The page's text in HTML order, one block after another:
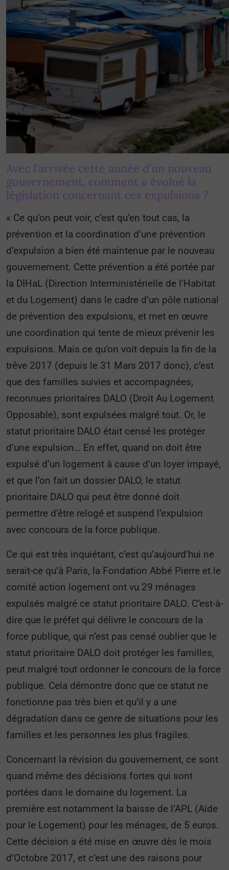
Avec l’arrivée cette année d’un nouveau
gouvernement, comment a évolué la
législation concernant ces expulsions ?
« Ce qu’on peut voir, c’est qu’en tout cas, la
prévention et la coordination d’une prévention
d’expulsion a bien été maintenue par le nouveau
gouvernement. Cette prévention a été portée par
la DIHaL (Direction Interministérielle de l’Habitat
et du Logement) dans le cadre d’un pôle national
de prévention des expulsions, et met en œuvre
une coordination qui tente de mieux prévenir les
expulsions. Mais ce qu’on voit depuis la fin de la
trêve 2017 (depuis le 31 Mars 2017 donc), c’est
que des familles suivies et accompagnées,
reconnues prioritaires DALO (Droit Au Logement
Opposable), sont expulsées malgré tout. Or, le
statut prioritaire DALO était censé les protéger
d’une expulsion… En effet, quand on doit être
expulsé d’un logement à cause d’un loyer impayé,
et que l’on fait un dossier DALO, le statut
prioritaire DALO qui peut être donné doit
permettre d’être relogé et suspend l’expulsion
avec concours de la force publique.
Ce qui est très inquiétant, c’est qu’aujourd’hui ne
serait-ce qu’à Paris, la Fondation Abbé Pierre et le
comité action logement ont vu 29 ménages
expulsés malgré ce statut prioritaire DALO. C’est-à-
dire que le préfet qui délivre le concours de la
force publique, qui n’est pas censé oublier que le
statut prioritaire DALO doit protéger les familles,
peut malgré tout ordonner le concours de la force
publique. Cela démontre donc que ce statut ne
fonctionne pas très bien et qu’il y a une
dégradation dans ce genre de situations pour les
familles et les personnes les plus fragiles.
Concernant la révision du gouvernement, ce sont
quand même des décisions fortes qui sont
portées dans le domaine du logement. La
première est notamment la baisse de l’APL (Aide
pour le Logement) pour les ménages, de 5 euros.
Cette décision a été mise en œuvre dès le mois
d’Octobre 2017, et c’est une des raisons pour